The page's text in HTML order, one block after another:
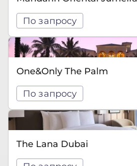
По запросу
One&Only The Palm
По запросу
The Lana Dubai